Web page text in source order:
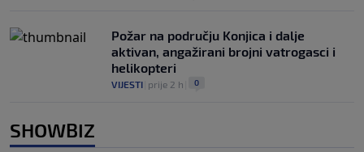
Požar na području Konjica i dalje
aktivan, angažirani brojni vatrogasci i
helikopteri
VIJESTI prije 2 h 0
SHOWBIZ